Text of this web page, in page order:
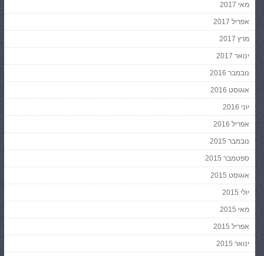
מאי 2017
אפריל 2017
מרץ 2017
ינואר 2017
נובמבר 2016
אוגוסט 2016
יוני 2016
אפריל 2016
נובמבר 2015
ספטמבר 2015
אוגוסט 2015
יולי 2015
מאי 2015
אפריל 2015
ינואר 2015